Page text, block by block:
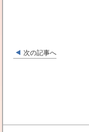
次の記事へ